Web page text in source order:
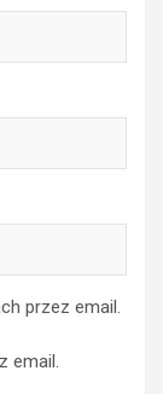
przez email.
email.